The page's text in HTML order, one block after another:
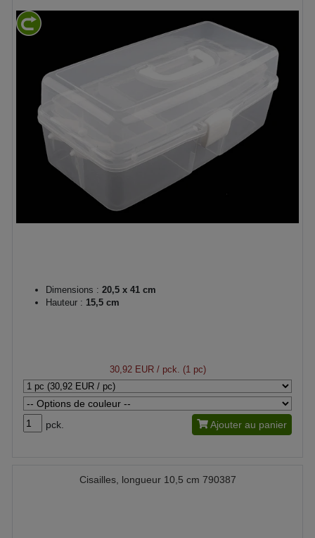
Dimensions : 20,5 x 41 cm
Hauteur : 15,5 cm
30,92 EUR/ pck. (1 pc)
pck. Ajouter au panier
Cisailles, longueur 10,5 cm 790387